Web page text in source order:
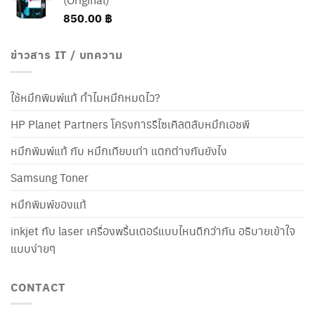
850.00 ฿
ข่าวสาร IT / บทความ
ใช้หมึกพิมพ์แท้ ทำไมหมึกหมดไว?
HP Planet Partners โครงการรีไซเคิลตลับหมึกเอชพี
หมึกพิมพ์แท้ กับ หมึกเทียบเท่า แตกต่างกันยังไง
Samsung Toner
หมึกพิมพ์ของแท้
inkjet กับ laser เครื่องพริ้นเตอร์แบบไหนดีกว่ากัน อธิบายเข้าใจ
แบบง่ายๆ
CONTACT